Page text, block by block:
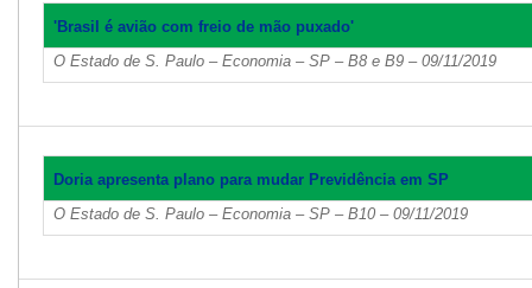
'Brasil é avião com freio de mão puxado'
O Estado de S. Paulo – Economia – SP – B8 e B9 – 09/11/2019
Doria apresenta plano para mudar Previdência em SP
O Estado de S. Paulo – Economia – SP – B10 – 09/11/2019